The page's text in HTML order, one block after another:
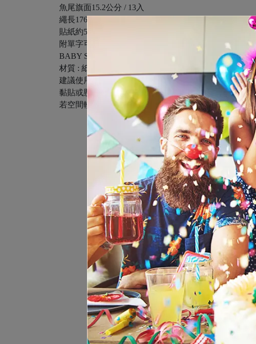
魚尾旗面15.2公分 / 13入
繩長176公分
貼紙約5公分
附單字可拼
BABY SHOWER/HAPPY BIRTHDAY/CELEBRATE/
材質 : 紙製品 附綁繩 字串已串接
建議使用3M無痕透明掛鉤或膠帶固定兩端
黏貼或懸掛於牆面或天花板
若空間較小 可將字串拆成兩段佈置